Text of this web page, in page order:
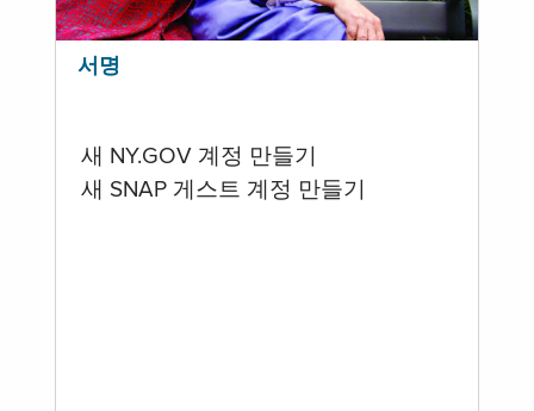
서명
새 NY.GOV 계정 만들기
새 SNAP 게스트 계정 만들기